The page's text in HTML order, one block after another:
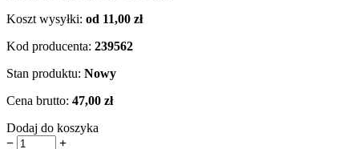
Koszt wysyłki: od 11,00 zł
Kod producenta: 239562
Stan produktu: Nowy
Cena brutto: 47,00 zł
Dodaj do koszyka
−
+